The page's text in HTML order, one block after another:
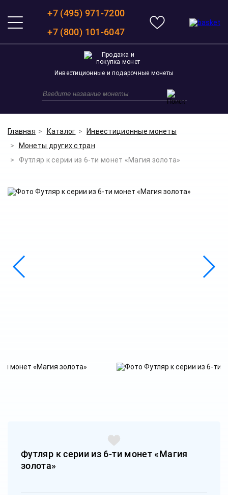
+7 (495) 971-7200
+7 (800) 101-6047
Инвестиционные и подарочные монеты
Главная Каталог
Инвестиционные монеты
Монеты других стран
Футляр к серии из 6-ти монет «Магия золота»
Футляр к серии из 6-ти монет «Магия
золота»